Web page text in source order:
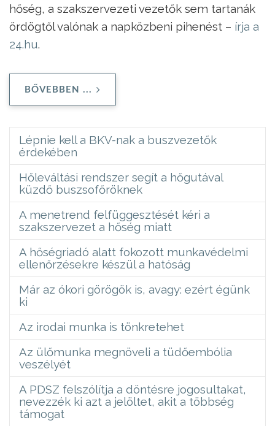
hőség, a szakszervezeti vezetők sem tartanák
ördögtől valónak a napközbeni pihenést – írja a
24.hu.
BŐVEBBEN ...
Lépnie kell a BKV-nak a buszvezetők
érdekében
Hőleváltási rendszer segít a hőgutával
küzdő buszsofőröknek
A menetrend felfüggesztését kéri a
szakszervezet a hőség miatt
A hőségriadó alatt fokozott munkavédelmi
ellenőrzésekre készül a hatóság
Már az ókori görögök is, avagy: ezért égünk
ki
Az irodai munka is tönkretehet
Az ülőmunka megnöveli a tüdőembólia
veszélyét
A PDSZ felszólítja a döntésre jogosultakat,
nevezzék ki azt a jelöltet, akit a többség
támogat